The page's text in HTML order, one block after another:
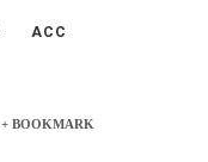
ACC
+ BOOKMARK